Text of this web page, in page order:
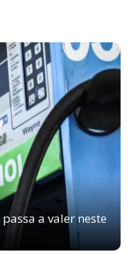
a valer neste